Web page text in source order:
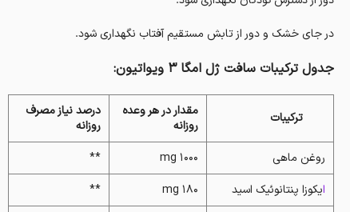
در جای خشک و دور از تابش مستقیم آفتاب نگهداری شود.
جدول ترکیبات سافت ژل امگا 3 ویواتیون:
ترکیبات
مقدار در هر وعده
روزانه
درصد نیاز مصرف
روزانه
روغن ماهی
1000 mg
**
ایکوزا پنتانوئیک اسید 180 mg
**